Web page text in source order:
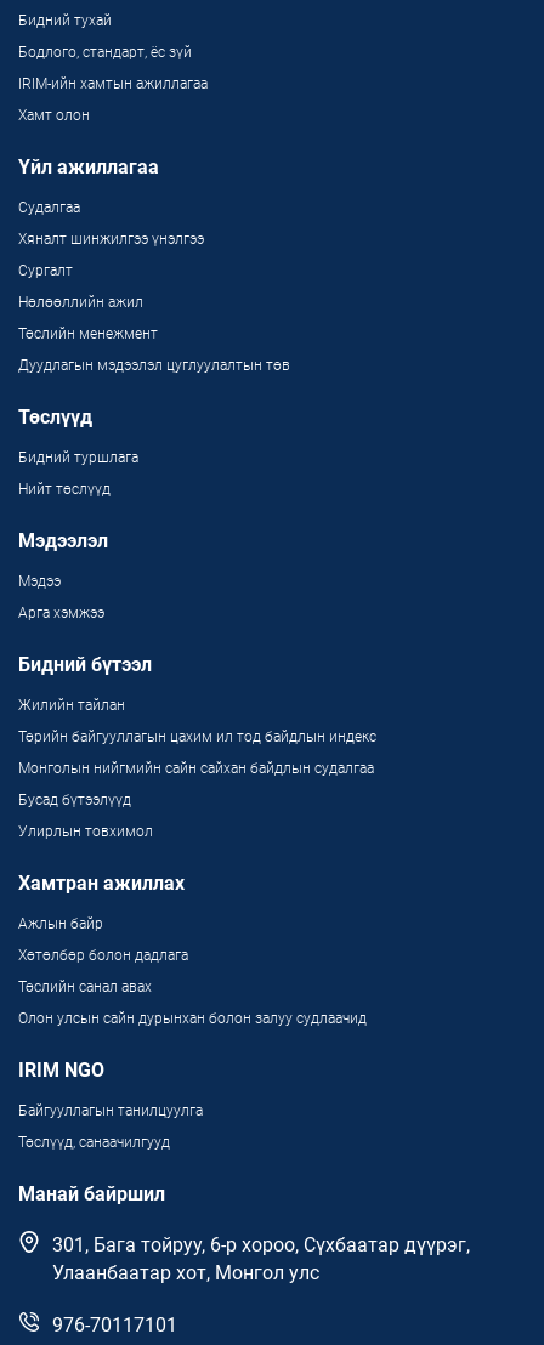
Бидний тухай
Бодлого, стандарт, ёс зүй
IRIM-ийн хамтын ажиллагаа
Хамт олон
Үйл ажиллагаа
Судалгаа
Хяналт шинжилгээ үнэлгээ
Сургалт
Нөлөөллийн ажил
Төслийн менежмент
Дуудлагын мэдээлэл цуглуулалтын төв
Төслүүд
Бидний туршлага
Нийт төслүүд
Мэдээлэл
Мэдээ
Арга хэмжээ
Бидний бүтээл
Жилийн тайлан
Төрийн байгууллагын цахим ил тод байдлын индекс
Монголын нийгмийн сайн сайхан байдлын судалгаа
Бусад бүтээлүүд
Улирлын товхимол
Хамтран ажиллах
Ажлын байр
Хөтөлбөр болон дадлага
Төслийн санал авах
Олон улсын сайн дурынхан болон залуу судлаачид
IRIM NGO
Байгууллагын танилцуулга
Төслүүд, санаачилгууд
Манай байршил
301, Бага тойруу, 6-р хороо, Сүхбаатар дүүрэг,
Улаанбаатар хот, Монгол улс
976-70117101